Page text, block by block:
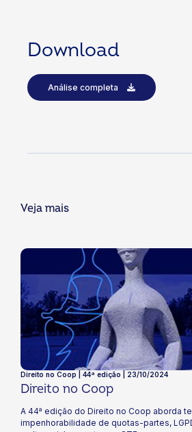
Download
Análise completa
Veja mais
Direito no Coop | 44ª edição | 23/10/2024
Direito no Coop
A 44ª edição do Direito no Coop aborda
impenhorabilidade de quotas-partes,